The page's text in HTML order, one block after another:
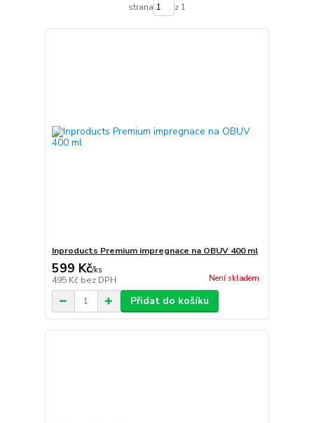
strana z 1
Inproducts Premium impregnace na OBUV 400 ml
599 Kč/ks
495 Kč bez DPH Není skladem
Přidat do košíku